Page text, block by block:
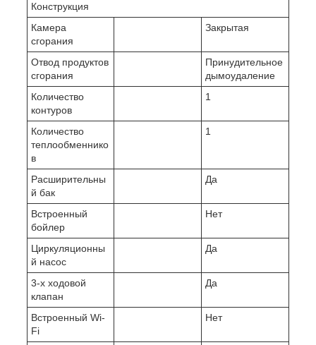
Конструкция
Камера
сгорания
Закрытая
Отвод продуктов
сгорания
Принудительное
дымоудаление
Количество
контуров
1
Количество
теплообменнико
в
1
Расширительны
й бак
Да
Встроенный
бойлер
Нет
Циркуляционны
й насос
Да
3-х ходовой
клапан
Да
Встроенный Wi-
Fi
Нет